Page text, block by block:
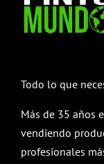
Todo lo que
Más de 35 años
vendiendo
profesionales